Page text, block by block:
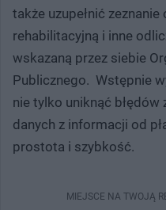
także uzupełnić zeznanie
rehabilitacyjną i inne
wskazaną przez siebie
Publicznego. Wstępnie
nie tylko uniknąć
danych z informacji od
prostota i szybkość.
MIEJSCE NA TWOJĄ